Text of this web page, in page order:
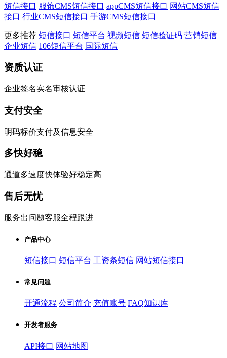
短信接口 服饰CMS短信接口 appCMS短信接口 网站CMS短信
接口 行业CMS短信接口 手游CMS短信接口
更多推荐 短信接口 短信平台 视频短信 短信验证码 营销短信
企业短信 106短信平台 国际短信
资质认证
企业签名实名审核认证
支付安全
明码标价支付及信息安全
多快好稳
通道多速度快体验好稳定高
售后无忧
服务出问题客服全程跟进
产品中心
短信接口 短信平台 工资条短信 网站短信接口
常见问题
开通流程 公司简介 充值账号 FAQ知识库
开发者服务
API接口 网站地图